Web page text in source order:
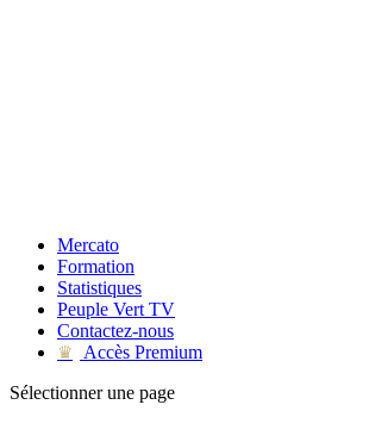
Mercato
Formation
Statistiques
Peuple Vert TV
Contactez-nous
♛
Accès Premium
Sélectionner une page